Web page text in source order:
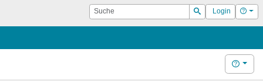
Suche
Suchen
Login Hilfe
Hilfe